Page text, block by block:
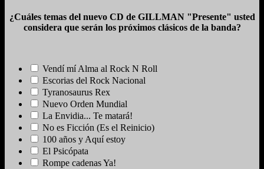
¿Cuáles temas del nuevo CD de GILLMAN "Presente" usted
considera que serán los próximos clásicos de la banda?
Vendí mí Alma al Rock N Roll
Escorias del Rock Nacional
Tyranosaurus Rex
Nuevo Orden Mundial
La Envidia... Te matará!
No es Ficción (Es el Reinicio)
100 años y Aquí estoy
El Psicópata
Rompe cadenas Ya!